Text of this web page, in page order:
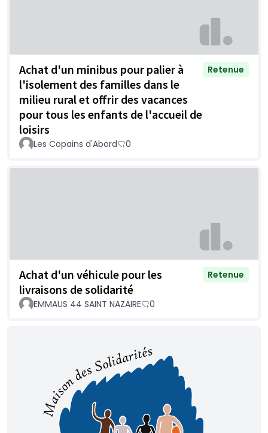
Achat d'un minibus pour palier à
l'isolement des familles dans le
milieu rural et offrir des vacances
pour tous les enfants de l'accueil de
loisirs
Retenue
Les Copains d'Abord 0
Achat d'un véhicule pour les
livraisons de solidarité
Retenue
EMMAUS 44 SAINT NAZAIRE 0